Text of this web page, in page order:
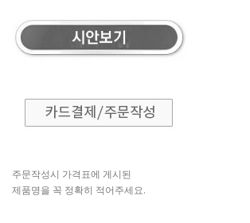
주문작성시 가격표에 게시된
제품명을 꼭 정확히 적어주세요.